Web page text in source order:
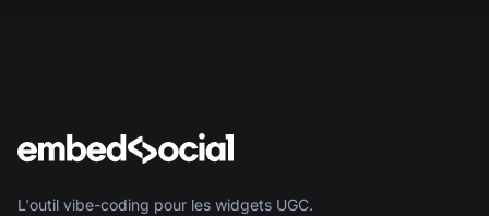
L'outil vibe-coding pour les widgets UGC.